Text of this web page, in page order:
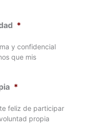
*
y confidencial
que mis
*
feliz de participar
propia